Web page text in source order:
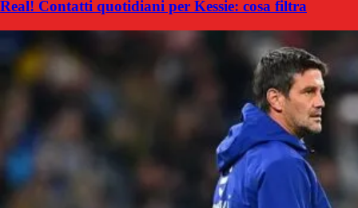
Real! Contatti quotidiani per Kessie: cosa filtra